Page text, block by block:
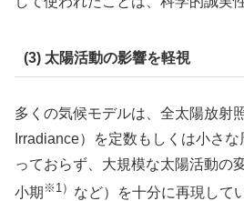
(3) 太陽活動の影響を軽視
多くの気候モデルは、全太陽放射
Irradiance）を定数もしくは小さ
っておらず、大規模な太陽活動の
小期 ※1 ） など）を十分に再現して